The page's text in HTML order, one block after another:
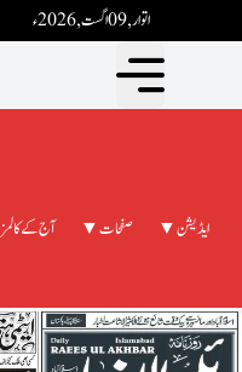
اتوار ,09 اگست ,2026ء
▼ آج کے کالمز ▼ صفحات
▼ ایڈیشن